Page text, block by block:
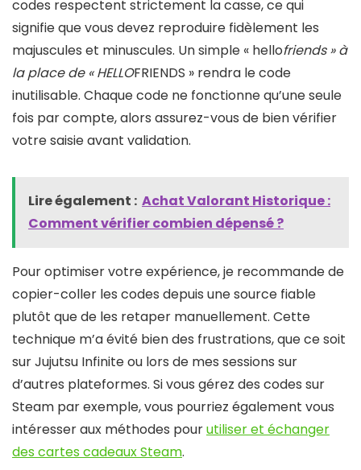
codes respectent strictement la casse, ce qui
signifie que vous devez reproduire fidèlement les
majuscules et minuscules. Un simple « hellofriends » à
la place de « HELLOFRIENDS » rendra le code
inutilisable. Chaque code ne fonctionne qu’une seule
fois par compte, alors assurez-vous de bien vérifier
votre saisie avant validation.
Lire également : Achat Valorant Historique :
Comment vérifier combien dépensé ?
Pour optimiser votre expérience, je recommande de
copier-coller les codes depuis une source fiable
plutôt que de les retaper manuellement. Cette
technique m’a évité bien des frustrations, que ce soit
sur Jujutsu Infinite ou lors de mes sessions sur
d’autres plateformes. Si vous gérez des codes sur
Steam par exemple, vous pourriez également vous
intéresser aux méthodes pourutiliser et échanger
des cartes cadeaux Steam.